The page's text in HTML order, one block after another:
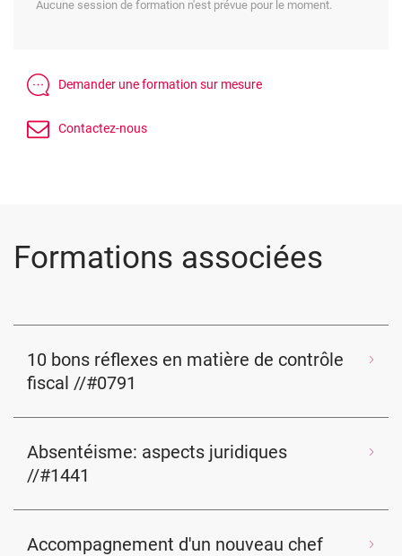
Aucune session de formation n'est prévue pour le moment.
Formations associées
10 bons réflexes en matière de contrôle
fiscal //#0791
Absentéisme: aspects juridiques
//#1441
Accompagnement d'un nouveau chef